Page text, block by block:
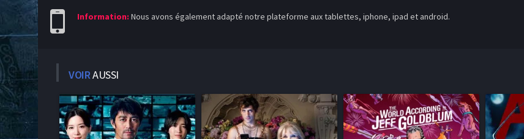
Information: Nous avons également adapté notre plateforme aux tablettes, iphone, ipad et android.
VOIRAUSSI